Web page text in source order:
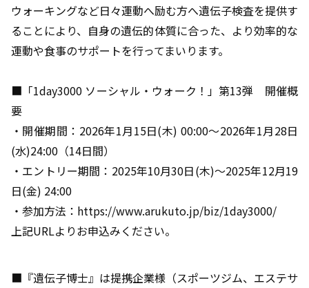
ウォーキングなど日々運動へ励む方へ遺伝子検査を提供す
ることにより、自身の遺伝的体質に合った、より効率的な
運動や食事のサポートを行ってまいります。
■「1day3000 ソーシャル・ウォーク！」第13弾 開催概
要
・開催期間：2026年1月15日(木) 00:00～2026年1月28日
(水)24:00（14日間）
・エントリー期間：2025年10月30日(木)～2025年12月19
日(金) 24:00
・参加方法：https://www.arukuto.jp/biz/1day3000/
上記URLよりお申込みください。
■『遺伝子博士』は提携企業様（スポーツジム、エステサ